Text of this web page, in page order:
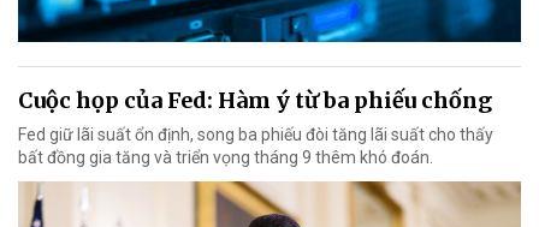
Cuộc họp của Fed: Hàm ý từ ba phiếu chống
Fed giữ lãi suất ổn định, song ba phiếu đòi tăng lãi suất cho thấy
bất đồng gia tăng và triển vọng tháng 9 thêm khó đoán.